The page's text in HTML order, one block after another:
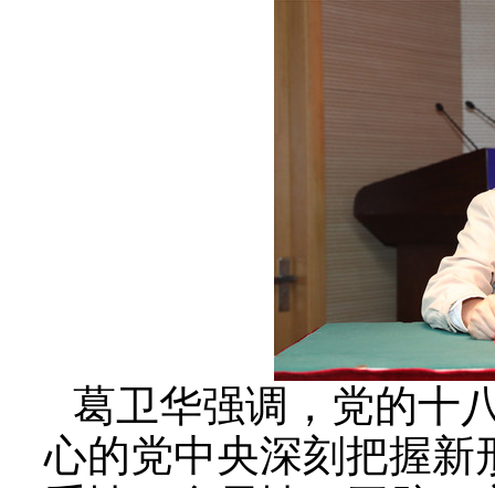
葛卫华强调，党的十
心的党中央深刻把握新